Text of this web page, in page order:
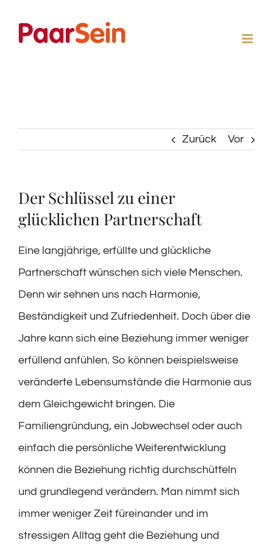
Inhalt
Zurück Vor
Der Schlüssel zu einer
glücklichen Partnerschaft
Eine langjährige, erfüllte und glückliche
Partnerschaft wünschen sich viele Menschen.
Denn wir sehnen uns nach Harmonie,
Beständigkeit und Zufriedenheit. Doch über die
Jahre kann sich eine Beziehung immer weniger
erfüllend anfühlen. So können beispielsweise
veränderte Lebensumstände die Harmonie aus
dem Gleichgewicht bringen. Die
Familiengründung, ein Jobwechsel oder auch
einfach die persönliche Weiterentwicklung
können die Beziehung richtig durchschütteln
und grundlegend verändern. Man nimmt sich
immer weniger Zeit füreinander und im
stressigen Alltag geht die Beziehung und